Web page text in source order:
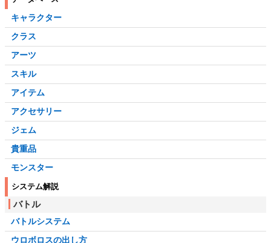
キャラクター
クラス
アーツ
スキル
アイテム
アクセサリー
ジェム
貴重品
モンスター
システム解説
バトル
バトルシステム
ウロボロスの出し方